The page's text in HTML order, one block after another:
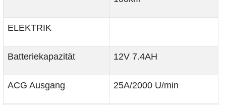
ELEKTRIK
Batteriekapazität 12V 7.4AH
ACG Ausgang 25A/2000 U/min